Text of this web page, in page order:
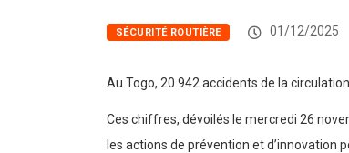
SÉCURITÉ ROUTIÈRE 01/12/2025
Au Togo, 20.942 accidents de la
Ces chiffres, dévoilés le mercredi 26
les actions de prévention et d’innovation